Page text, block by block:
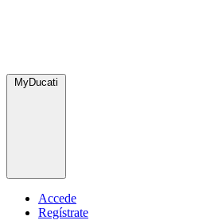
MyDucati
Accede
Regístrate